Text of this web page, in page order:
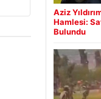
Aziz
Hamlesi:
Bulundu